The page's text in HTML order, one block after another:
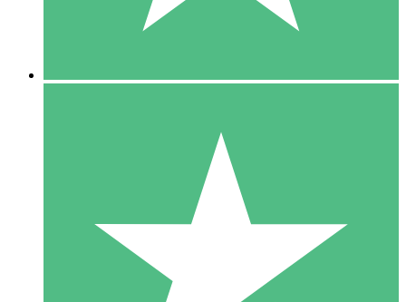
10 Downloaden
20 00